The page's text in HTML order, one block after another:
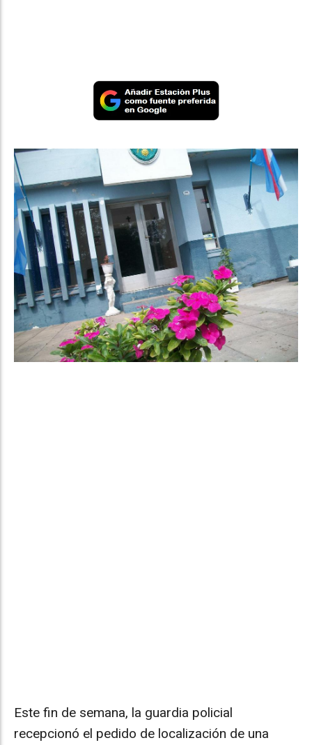
Este fin de semana, la guardia policial
recepcionó el pedido de localización de una